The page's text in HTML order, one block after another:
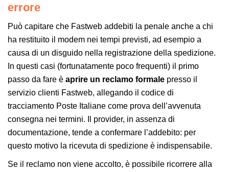
errore
Può capitare che Fastweb addebiti la penale anche a chi
ha restituito il modem nei tempi previsti, ad esempio a
causa di un disguido nella registrazione della spedizione.
In questi casi (fortunatamente poco frequenti) il primo
passo da fare è aprire un reclamo formale presso il
servizio clienti Fastweb, allegando il codice di
tracciamento Poste Italiane come prova dell’avvenuta
consegna nei termini. Il provider, in assenza di
documentazione, tende a confermare l’addebito: per
questo motivo la ricevuta di spedizione è indispensabile.
Se il reclamo non viene accolto, è possibile ricorrere alla